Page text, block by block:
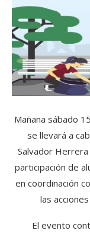
Mañana sábado
se llevará a
Salvador Herrera
participación de
en coordinación
las
El evento